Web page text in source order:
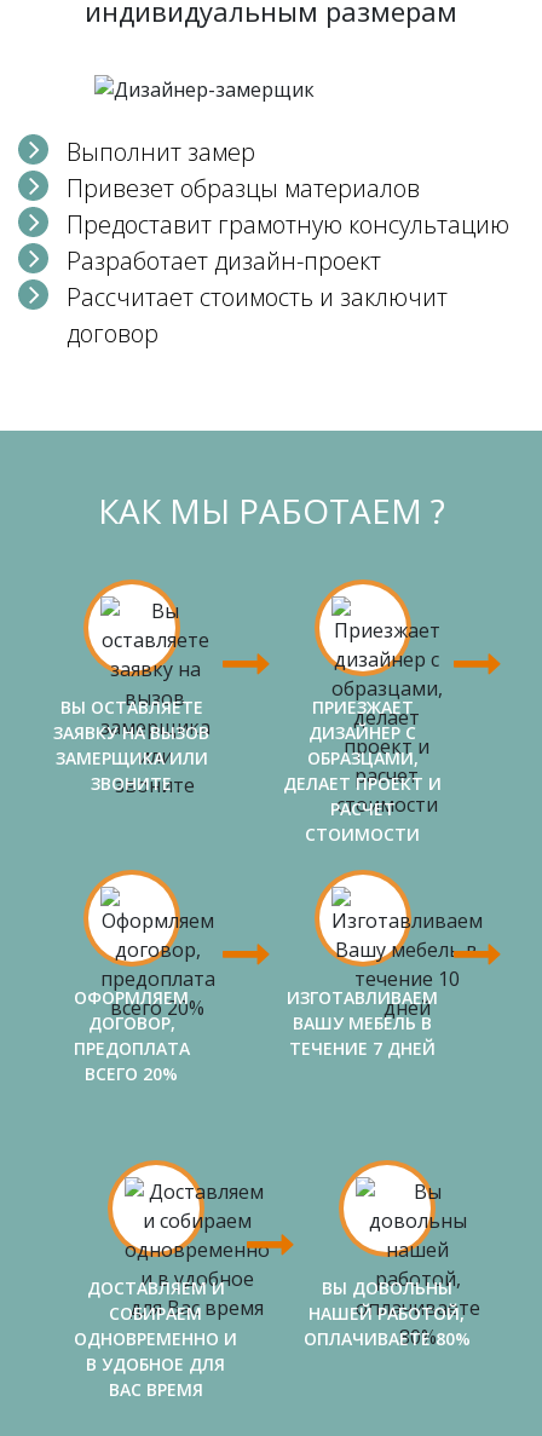
индивидуальным размерам
Выполнит замер
Привезет образцы материалов
Предоставит грамотную консультацию
Разработает дизайн-проект
Рассчитает стоимость и заключит
договор
КАК МЫ РАБОТАЕМ ?
ВЫ ОСТАВЛЯЕТЕ
ЗАЯВКУ НА ВЫЗОВ
ЗАМЕРЩИКА ИЛИ
ЗВОНИТЕ
ПРИЕЗЖАЕТ
ДИЗАЙНЕР С
ОБРАЗЦАМИ,
ДЕЛАЕТ ПРОЕКТ И
РАСЧЕТ
СТОИМОСТИ
ОФОРМЛЯЕМ
ДОГОВОР,
ПРЕДОПЛАТА
ВСЕГО 20%
ИЗГОТАВЛИВАЕМ
ВАШУ МЕБЕЛЬ В
ТЕЧЕНИЕ 7 ДНЕЙ
ДОСТАВЛЯЕМ И
СОБИРАЕМ
ОДНОВРЕМЕННО И
В УДОБНОЕ ДЛЯ
ВАС ВРЕМЯ
ВЫ ДОВОЛЬНЫ
НАШЕЙ РАБОТОЙ,
ОПЛАЧИВАЕТЕ 80%